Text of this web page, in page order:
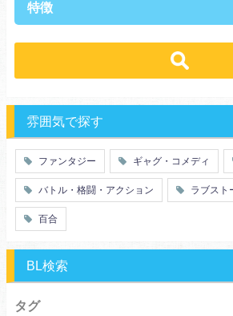
ラブストーリー
歴史・
特徴
職業
働く女
特殊能力
百合
ドロ沼
萌え系
青春
仲間
幼なじ
オタク
動物
ツンデレ
アラサー
スピンオフ・外伝
ヤンキ
癒し系
サラリーマン
雰囲気で探す
ファンタジー ギャグ・コメディ
バトル・格闘・アクション ラブスト
百合
BL検索
タグ